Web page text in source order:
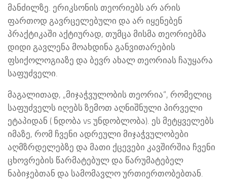
მანძილზე. ერიკსონის თეორიებს არ არის
ფართოდ გავრცელებული და არ იყენებენ
პრაქტიკაში აქტიურად, თუმცა მისმა თეორიებმა
დიდი გავლენა მოახდინა განვითარების
ფსიქოლოგიაზე და ბევრ ახალ თეორიას ჩაუყარა
საფუძველი.
მაგალითად, „მიჯაჭვულობის თეორია“, რომელიც
საფუძველს იღებს ზემოთ აღნიშნული პირველი
ეტაპიდან ( ნდობა vs უნდობლობა). ეს მეტყველებს
იმაზე, რომ ჩვენი ადრეული მიჯაჭვულობები
აღმზრდელებზე და მათი ქცევები კავშირშია ჩვენი
ცხოვრების წარმატებულ და წარუმატებელ
ნაბიჯებთან და სამომავლო ურთიერთობებთან.